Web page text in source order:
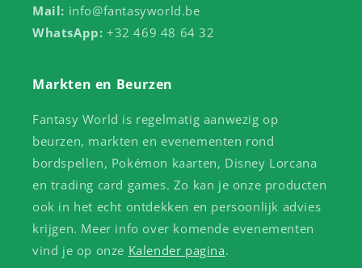
Mail: info@fantasyworld.be
WhatsApp: +32 469 48 64 32
Markten en Beurzen
Fantasy World is regelmatig aanwezig op
beurzen, markten en evenementen rond
bordspellen, Pokémon kaarten, Disney Lorcana
en trading card games. Zo kan je onze producten
ook in het echt ontdekken en persoonlijk advies
krijgen. Meer info over komende evenementen
vind je op onze Kalender pagina.